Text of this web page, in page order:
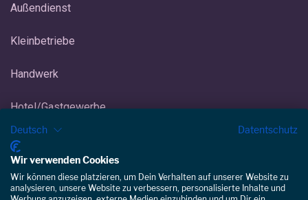
Außendienst
Kleinbetriebe
Handwerk
Hotel/Gastgewerbe
Eisdiele/Eiscafé
Gebäudereinigung
Deutsch Datentschutz
Wir verwenden Cookies
Wir können diese platzieren, um Dein Verhalten auf unserer Website zu
analysieren, unsere Website zu verbessern, personalisierte Inhalte und
100
%
GUT